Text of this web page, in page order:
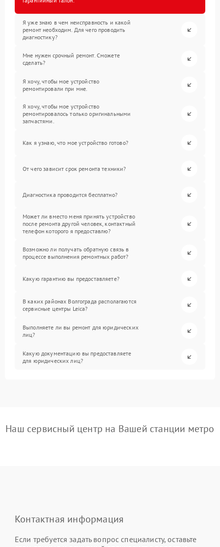
Я уже знаю в чем неисправность и какой
ремонт необходим. Для чего проводить
диагностику?
Мне нужен срочный ремонт. Сможете
сделать?
Я хочу, чтобы мое устройство
ремонтировали при мне.
Я хочу, чтобы мое устройство
ремонтировалось только оригинальными
запчастями.
Как я узнаю, что мое устройство готово?
От чего зависит срок ремонта техники?
Диагностика проводится бесплатно?
Может ли вместо меня принять устройство
после ремонта другой человек, контактный
телефон которого я предоставлю?
Возможно ли получать обратную связь в
процессе выполнения ремонтных работ?
Какую гарантию вы предоставляете?
В каких районах Волгограда располагаются
сервисные центры Leica?
Выполняете ли вы ремонт для юридических
лиц?
Какую документацию вы предоставляете
для юридических лиц?
Наш сервисный центр на Вашей станции метро
Контактная информация
Если требуется задать вопрос специалисту, оставьте